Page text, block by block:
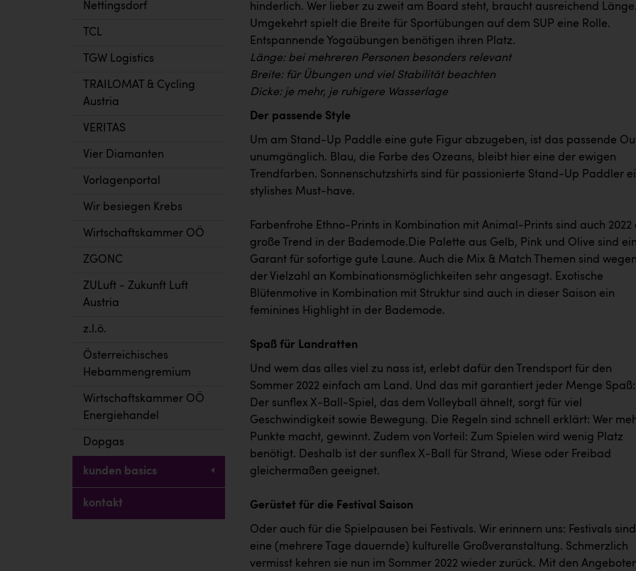
Nettingsdorf
TCL
TGW Logistics
TRAILOMAT & Cycling
Austria
VERITAS
Vier Diamanten
Vorlagenportal
Wir besiegen Krebs
Wirtschaftskammer OÖ
ZGONC
ZULuft - Zukunft Luft
Austria
z.l.ö.
Österreichisches
Hebammengremium
Wirtschaftskammer OÖ
Energiehandel
Dopgas
kunden basics
kontakt
hinderlich. Wer lieber zu zweit am Board steht, braucht ausreichend Länge.
Umgekehrt spielt die Breite für Sportübungen auf dem SUP eine Rolle.
Entspannende Yogaübungen benötigen ihren Platz.
Länge: bei mehreren Personen besonders relevant
Breite: für Übungen und viel Stabilität beachten
Dicke: je mehr, je ruhigere Wasserlage
Der passende Style
Um am Stand-Up Paddle eine gute Figur abzugeben, ist das passende
unumgänglich. Blau, die Farbe des Ozeans, bleibt hier eine der ewigen
Trendfarben. Sonnenschutzshirts sind für passionierte Stand-Up Paddler
stylishes Must-have.
Farbenfrohe Ethno-Prints in Kombination mit Animal-Prints sind auch 2022
große Trend in der Bademode.Die Palette aus Gelb, Pink und Olive sind ein
Garant für sofortige gute Laune. Auch die Mix & Match Themen sind wegen
der Vielzahl an Kombinationsmöglichkeiten sehr angesagt. Exotische
Blütenmotive in Kombination mit Struktur sind auch in dieser Saison ein
feminines Highlight in der Bademode.
Spaß für Landratten
Und wem das alles viel zu nass ist, erlebt dafür den Trendsport für den
Sommer 2022 einfach am Land. Und das mit garantiert jeder Menge Spaß:
Der sunflex X-Ball-Spiel, das dem Volleyball ähnelt, sorgt für viel
Geschwindigkeit sowie Bewegung. Die Regeln sind schnell erklärt: Wer
Punkte macht, gewinnt. Zudem von Vorteil: Zum Spielen wird wenig Platz
benötigt. Deshalb ist der sunflex X-Ball für Strand, Wiese oder Freibad
gleichermaßen geeignet.
Gerüstet für die Festival Saison
Oder auch für die Spielpausen bei Festivals. Wir erinnern uns: Festivals sind
eine (mehrere Tage dauernde) kulturelle Großveranstaltung. Schmerzlich
vermisst kehren sie nun im Sommer 2022 wieder zurück. Mit den